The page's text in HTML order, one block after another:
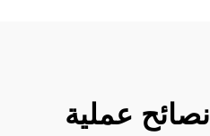
نصائح عملية